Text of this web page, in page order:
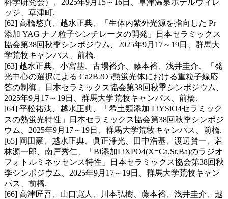
ッジ、草津町.
[62] 高橋悠真、越水正典、「生体内紫外光源を指向した Pr
添加 YAG ナノ粒子シンチレータの開発」日本セラミックス
協会第38回秋季シンポジウム、2025年9月17～19日、群馬大
学荒牧キャンパス、前橋.
[63] 越水正典、小宮基、古場裕介、藤本裕、浅井圭介、「発
光中心の選択による Ca2B2O5熱蛍光体における重粒子線応
答の制御」日本セラミックス協会第38回秋季シンポジウム、
2025年9月17～19日、群馬大学荒牧キャンパス、前橋.
[64] 平松祐汰、越水正典、「希土類添加 LiYSiO4セラミック
スの熱蛍光特性」日本セラミックス協会第38回秋季シンポジ
ウム、2025年9月17～19日、群馬大学荒牧キャンパス、前橋.
[65] 岡田豪、越水正典、眞正浄光、田中浩基、渡辺賢一、若
林源一郎、南戸秀仁、「Bi添加LiXPO4(X=Ca,Sr,Ba)のラジオ
フォトルミネッセンス特性」日本セラミックス協会第38回秋
季シンポジウム、2025年9月17～19日、群馬大学荒牧キャン
パス、前橋.
[66] 高津匠吾、山口寛人、川本弘樹、藤本裕、浅井圭介、越